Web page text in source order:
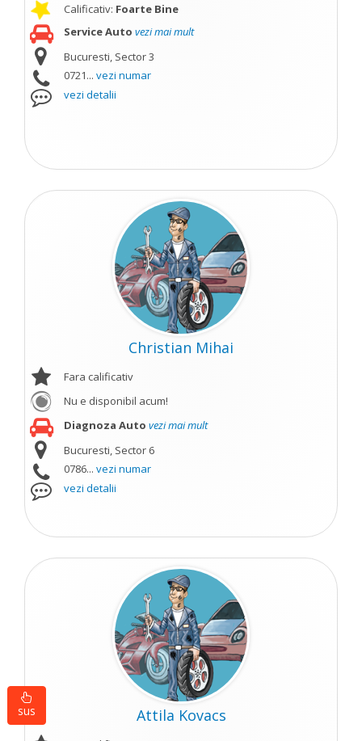
Calificativ: Foarte Bine
Service Auto vezi mai mult
Bucuresti, Sector 3
0721... vezi numar
vezi detalii
Christian Mihai
Fara calificativ
Nu e disponibil acum!
Diagnoza Auto vezi mai mult
Bucuresti, Sector 6
0786... vezi numar
vezi detalii
Attila Kovacs
sus